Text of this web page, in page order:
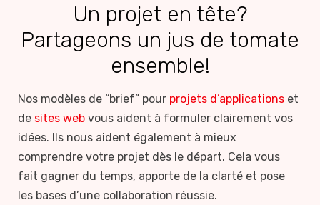
Un projet en tête?
Partageons un jus de tomate
ensemble!
Nos modèles de “brief” pour projets d’applications et
de sites web vous aident à formuler clairement vos
idées. Ils nous aident également à mieux
comprendre votre projet dès le départ. Cela vous
fait gagner du temps, apporte de la clarté et pose
les bases d’une collaboration réussie.